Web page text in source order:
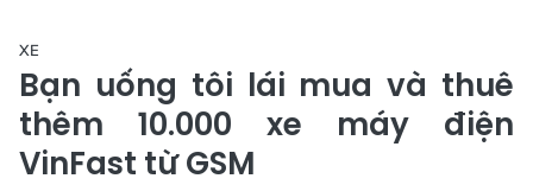
XE
Bạn uống tôi lái mua và thuê
thêm 10.000 xe máy điện
VinFast từ GSM